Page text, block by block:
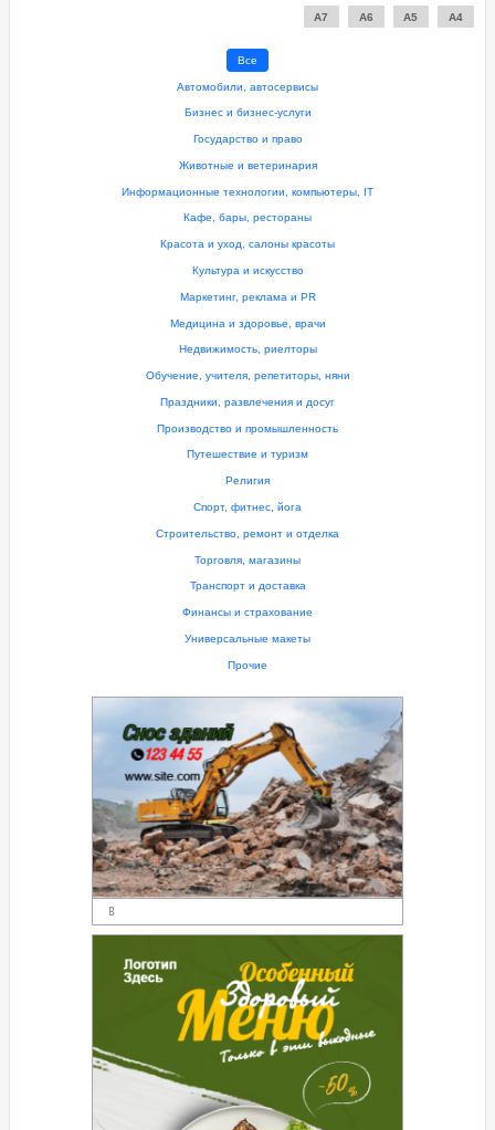
A7 A6 A5 A4
Все
Автомобили, автосервисы
Бизнес и бизнес-услуги
Государство и право
Животные и ветеринария
Информационные технологии, компьютеры, IT
Кафе, бары, рестораны
Красота и уход, салоны красоты
Культура и искусство
Маркетинг, реклама и PR
Медицина и здоровье, врачи
Недвижимость, риелторы
Обучение, учителя, репетиторы, няни
Праздники, развлечения и досуг
Производство и промышленность
Путешествие и туризм
Религия
Спорт, фитнес, йога
Строительство, ремонт и отделка
Торговля, магазины
Транспорт и доставка
Финансы и страхование
Универсальные макеты
Прочие
В